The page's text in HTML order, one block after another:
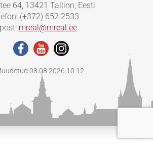
64, 13421 Tallinn, Eesti
(+372) 652 2533
mreal@mreal.ee
03.08.2026 10:12